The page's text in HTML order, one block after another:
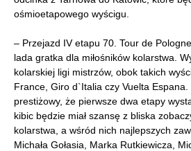
ośmioetapowego wyścigu.
– Przejazd IV etapu 70. Tour de
lada gratka dla miłośników kolarstwa.
kolarskiej ligi mistrzów, obok takich
France, Giro d`Italia czy Vuelta
prestiżowy, że pierwsze dwa etapy
kibic będzie miał szansę z bliska
kolarstwa, a wśród nich najlepszych
Michała Gołasia, Marka Rutkiewicza,